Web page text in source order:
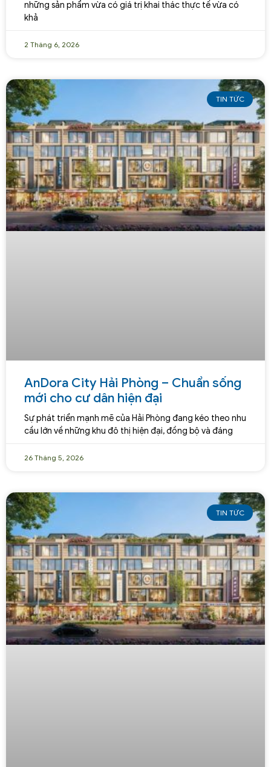
những sản phẩm vừa có giá trị khai thác thực tế vừa có
khả
2 Tháng 6, 2026
TIN TỨC
AnDora City Hải Phòng – Chuẩn sống
mới cho cư dân hiện đại
Sự phát triển mạnh mẽ của Hải Phòng đang kéo theo nhu
cầu lớn về những khu đô thị hiện đại, đồng bộ và đáng
26 Tháng 5, 2026
TIN TỨC